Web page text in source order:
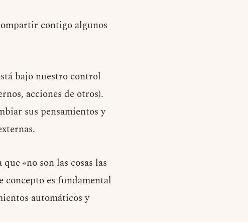
contigo algunos
bajo nuestro control
acciones de otros).
sus pensamientos y
«no son las cosas las
concepto es fundamental
automáticos y